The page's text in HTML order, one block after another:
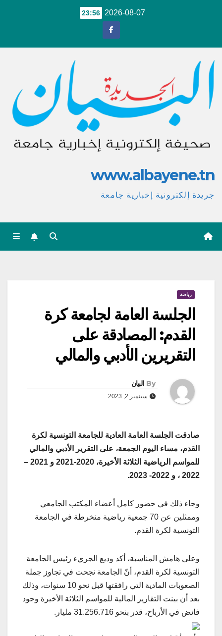
2026-08-07
23:56
www.albayene.tn
جريدة إلكترونية إخبارية جامعة
رياضة
الجلسة العامة لجامعة كرة
القدم: المصادقة على
التقريرين الأدبي والمالي
By البيان
سبتمبر 2, 2023
صادقت الجلسة العامة العادية للجامعة التونسية لكرة
القدم، مساء اليوم الجمعة، على التقرير الأدبي والمالي
للمواسم الرياضية الثلاثة الأخيرة، 2020-2021 و 2021 –
2022 ، و 2022- 2023.
وجاء ذلك في حضور كامل أعضاء المكتب الجامعي
وممثلين عن 70 جمعية رياضية منخرطة في الجامعة
التونسية لكرة القدم.
وعلى هامش المناسبة، أكد وديع الجريء رئيس الجامعة
التونسية لكرة القدم، أنّ الجامعة نجحت في تجاوز جملة
الصعوبات المادية التي رافقتها قبل نحو 10 سنوات، وذلك
بعد أن بينت التقارير المالية للمواسم الثلاثة الأخيرة وجود
فائض في الأرباح، قدر بنحو 31.256.716 مليار.